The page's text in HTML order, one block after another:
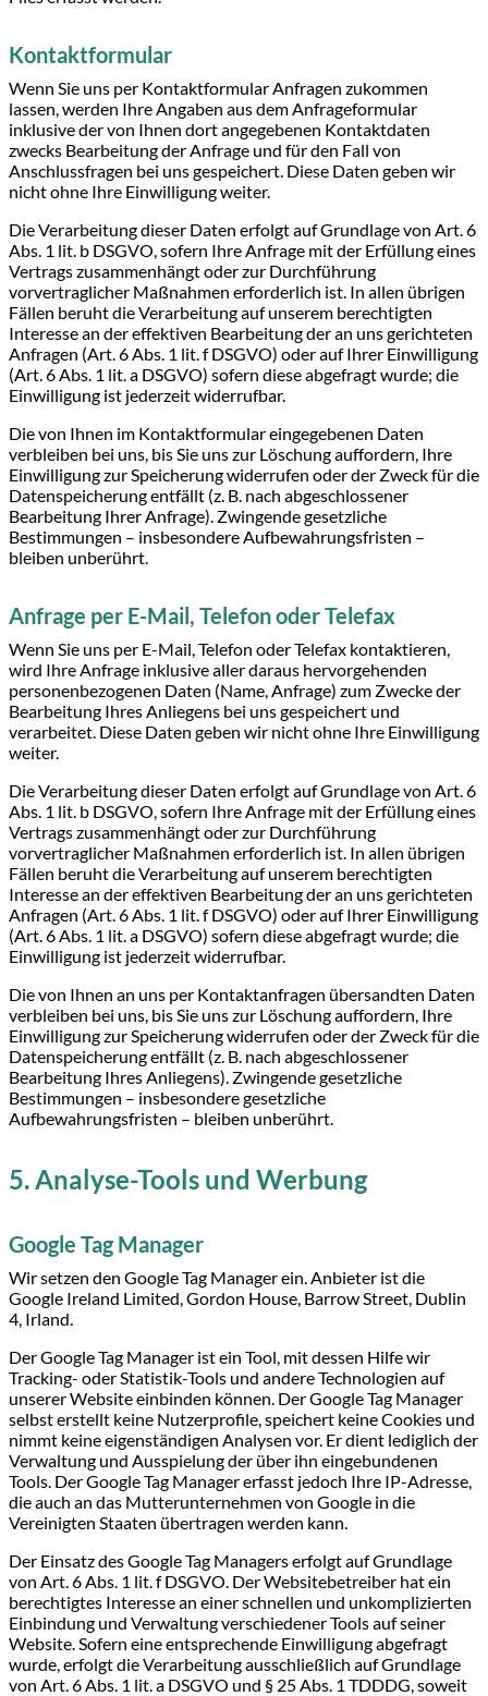
Kontaktformular
Wenn Sie uns per Kontaktformular Anfragen zukommen
lassen, werden Ihre Angaben aus dem Anfrageformular
inklusive der von Ihnen dort angegebenen Kontaktdaten
zwecks Bearbeitung der Anfrage und für den Fall von
Anschlussfragen bei uns gespeichert. Diese Daten geben wir
nicht ohne Ihre Einwilligung weiter.
Die Verarbeitung dieser Daten erfolgt auf Grundlage von Art. 6
Abs. 1 lit. b DSGVO, sofern Ihre Anfrage mit der Erfüllung eines
Vertrags zusammenhängt oder zur Durchführung
vorvertraglicher Maßnahmen erforderlich ist. In allen übrigen
Fällen beruht die Verarbeitung auf unserem berechtigten
Interesse an der effektiven Bearbeitung der an uns gerichteten
Anfragen (Art. 6 Abs. 1 lit. f DSGVO) oder auf Ihrer Einwilligung
(Art. 6 Abs. 1 lit. a DSGVO) sofern diese abgefragt wurde; die
Einwilligung ist jederzeit widerrufbar.
Die von Ihnen im Kontaktformular eingegebenen Daten
verbleiben bei uns, bis Sie uns zur Löschung auffordern, Ihre
Einwilligung zur Speicherung widerrufen oder der Zweck für die
Datenspeicherung entfällt (z. B. nach abgeschlossener
Bearbeitung Ihrer Anfrage). Zwingende gesetzliche
Bestimmungen – insbesondere Aufbewahrungsfristen –
bleiben unberührt.
Anfrage per E-Mail, Telefon oder Telefax
Wenn Sie uns per E-Mail, Telefon oder Telefax kontaktieren,
wird Ihre Anfrage inklusive aller daraus hervorgehenden
personenbezogenen Daten (Name, Anfrage) zum Zwecke der
Bearbeitung Ihres Anliegens bei uns gespeichert und
verarbeitet. Diese Daten geben wir nicht ohne Ihre Einwilligung
weiter.
Die Verarbeitung dieser Daten erfolgt auf Grundlage von Art. 6
Abs. 1 lit. b DSGVO, sofern Ihre Anfrage mit der Erfüllung eines
Vertrags zusammenhängt oder zur Durchführung
vorvertraglicher Maßnahmen erforderlich ist. In allen übrigen
Fällen beruht die Verarbeitung auf unserem berechtigten
Interesse an der effektiven Bearbeitung der an uns gerichteten
Anfragen (Art. 6 Abs. 1 lit. f DSGVO) oder auf Ihrer Einwilligung
(Art. 6 Abs. 1 lit. a DSGVO) sofern diese abgefragt wurde; die
Einwilligung ist jederzeit widerrufbar.
Die von Ihnen an uns per Kontaktanfragen übersandten Daten
verbleiben bei uns, bis Sie uns zur Löschung auffordern, Ihre
Einwilligung zur Speicherung widerrufen oder der Zweck für die
Datenspeicherung entfällt (z. B. nach abgeschlossener
Bearbeitung Ihres Anliegens). Zwingende gesetzliche
Bestimmungen – insbesondere gesetzliche
Aufbewahrungsfristen – bleiben unberührt.
5. Analyse-Tools und Werbung
Google Tag Manager
Wir setzen den Google Tag Manager ein. Anbieter ist die
Google Ireland Limited, Gordon House, Barrow Street, Dublin
4, Irland.
Der Google Tag Manager ist ein Tool, mit dessen Hilfe wir
Tracking- oder Statistik-Tools und andere Technologien auf
unserer Website einbinden können. Der Google Tag Manager
selbst erstellt keine Nutzerprofile, speichert keine Cookies und
nimmt keine eigenständigen Analysen vor. Er dient lediglich der
Verwaltung und Ausspielung der über ihn eingebundenen
Tools. Der Google Tag Manager erfasst jedoch Ihre IP-Adresse,
die auch an das Mutterunternehmen von Google in die
Vereinigten Staaten übertragen werden kann.
Der Einsatz des Google Tag Managers erfolgt auf Grundlage
von Art. 6 Abs. 1 lit. f DSGVO. Der Websitebetreiber hat ein
berechtigtes Interesse an einer schnellen und unkomplizierten
Einbindung und Verwaltung verschiedener Tools auf seiner
Website. Sofern eine entsprechende Einwilligung abgefragt
wurde, erfolgt die Verarbeitung ausschließlich auf Grundlage
von Art. 6 Abs. 1 lit. a DSGVO und § 25 Abs. 1 TDDDG, soweit